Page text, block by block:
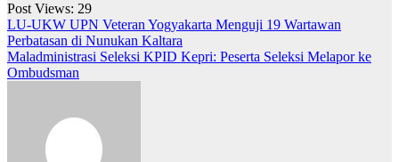
Post Views: 29
Navigasi
pos
LU-UKW UPN Veteran Yogyakarta Menguji 19 Wartawan
Perbatasan di Nunukan Kaltara
Maladministrasi Seleksi KPID Kepri: Peserta Seleksi Melapor ke
Ombudsman